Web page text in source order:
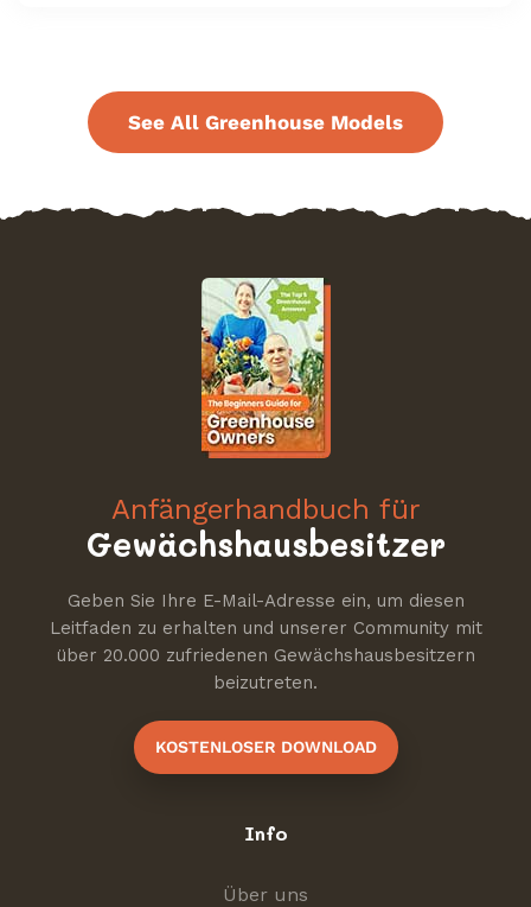
See All Greenhouse Models
Anfängerhandbuch für
Gewächshausbesitzer
Geben Sie Ihre E-Mail-Adresse ein, um diesen
Leitfaden zu erhalten und unserer Community mit
über 20.000 zufriedenen Gewächshausbesitzern
beizutreten.
KOSTENLOSER DOWNLOAD
Info
Über uns